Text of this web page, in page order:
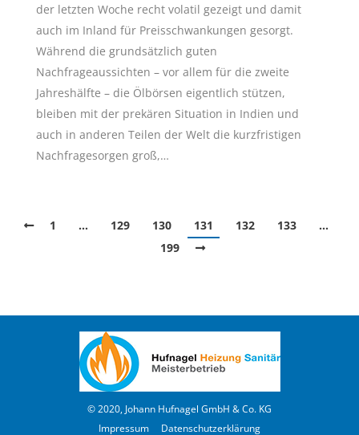
der letzten Woche recht volatil gezeigt und damit
auch im Inland für Preisschwankungen gesorgt.
Während die grundsätzlich guten
Nachfrageaussichten – vor allem für die zweite
Jahreshälfte – die Ölbörsen eigentlich stützen,
bleiben mit der prekären Situation in Indien und
auch in anderen Teilen der Welt die kurzfristigen
Nachfragesorgen groß,…
1 … 129 130 131 132 133
…
199
© 2020, Johann Hufnagel GmbH & Co. KG
Impressum
Datenschutzerklärung